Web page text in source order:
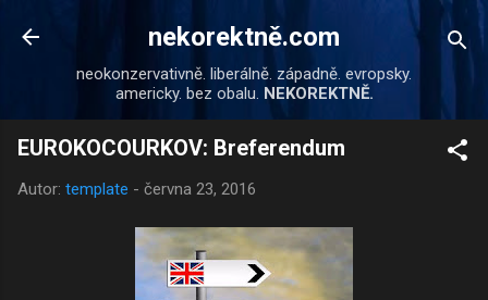
Přeskočit na hlavní obsah
nekorektně.com
neokonzervativně. liberálně. západně. evropsky.
americky. bez obalu. NEKOREKTNĚ.
EUROKOCOURKOV: Breferendum
Autor: template - června 23, 2016